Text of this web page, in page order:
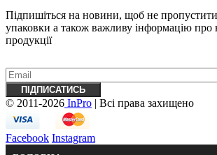
Підпишіться на новини, щоб не
упаковки а також важливу ​​інформацію
продукції
© 2011-2026 InPro | Всі права захищено
Facebook Instagram